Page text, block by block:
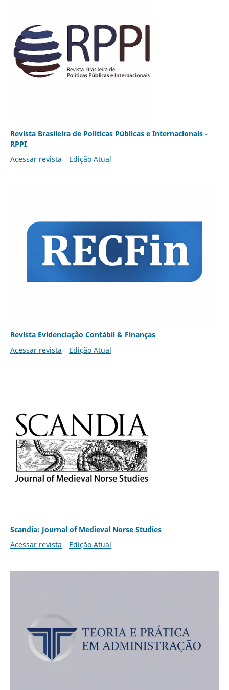
Revista Brasileira de Políticas Públicas e Internacionais -
RPPI
Acessar revista
Edição Atual
Revista Evidenciação Contábil & Finanças
Acessar revista
Edição Atual
Scandia: Journal of Medieval Norse Studies
Acessar revista
Edição Atual